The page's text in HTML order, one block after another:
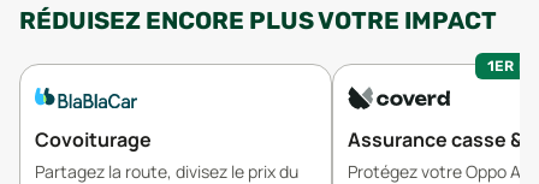
RÉDUISEZ ENCORE PLUS VOTRE IMPACT
Covoiturage
Partagez la route, divisez le prix du
1ER
Assurance casse &
Protégez votre Oppo